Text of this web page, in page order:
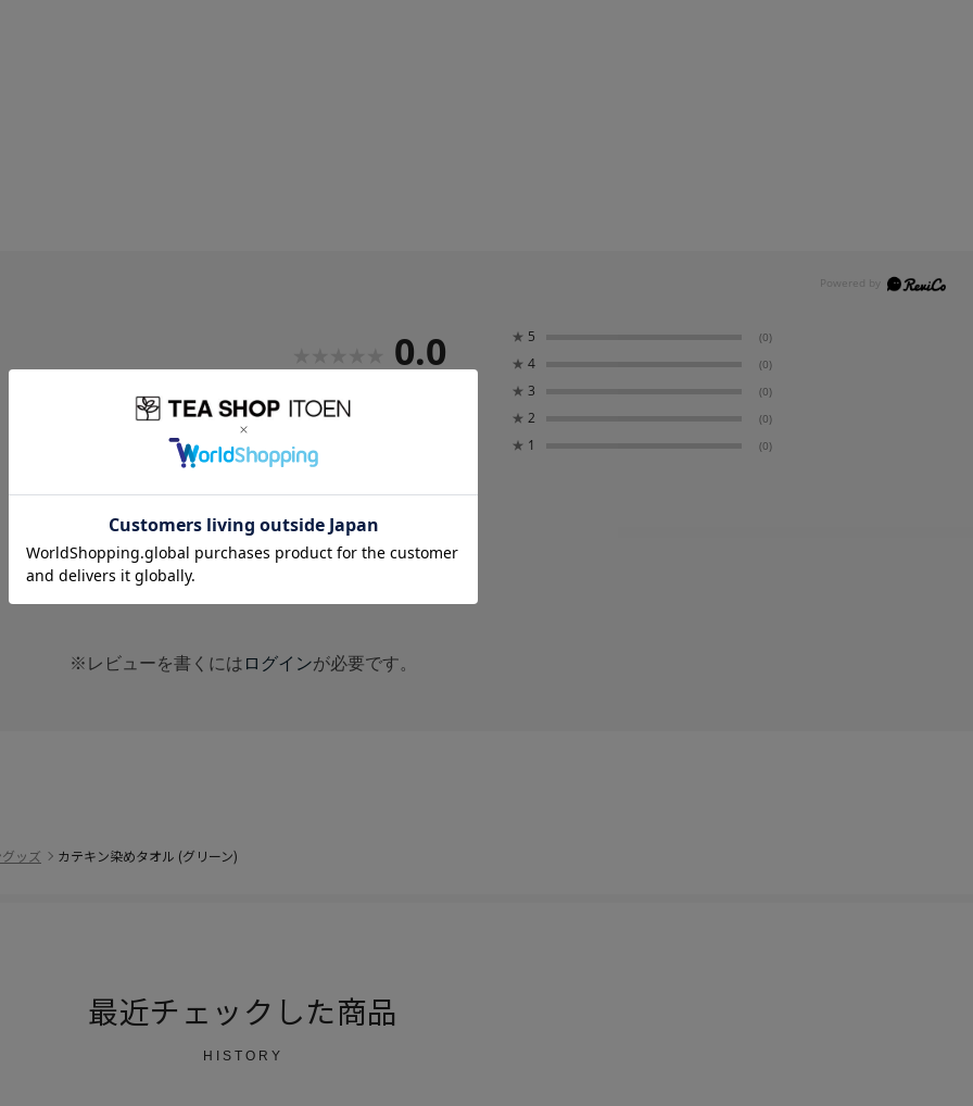
0.0 ★ 5 (0)
★ 4 (0)
★ 3 (0)
★ 2 (0)
★ 1 (0)
レビューはありません。
※レビューを書くには ログインが必要です。
ッズ カテキン染めタオル (グリーン)
最近チェックした商品
HISTORY